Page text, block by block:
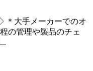
大手メーカーでのオ
の管理や製品のチェ